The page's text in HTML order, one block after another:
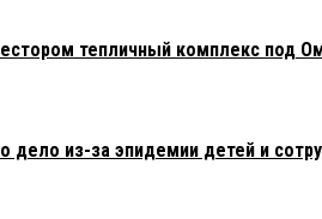
тепличный комплекс под
дело из-за эпидемии детей и